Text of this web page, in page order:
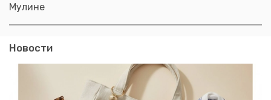
Мулине
Новости